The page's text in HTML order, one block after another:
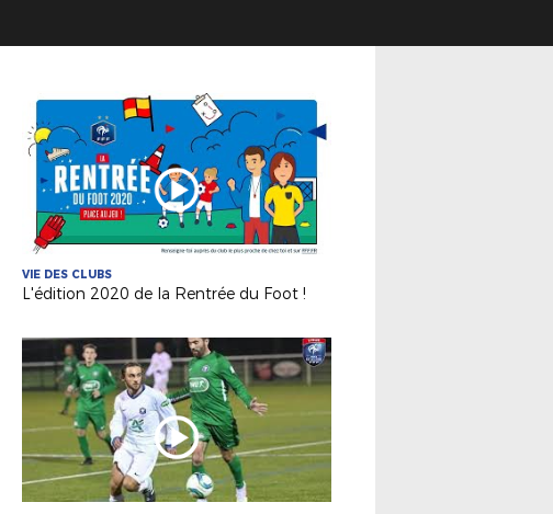
VIE DES CLUBS
L'édition 2020 de la Rentrée du Foot !